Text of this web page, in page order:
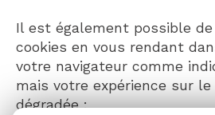
Il est également possible
cookies en vous rendant
votre navigateur comme
mais votre expérience sur le
dégradée :